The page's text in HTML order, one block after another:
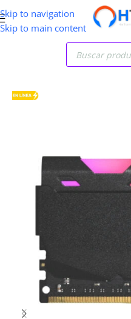
Skip to navigation
Skip to main content